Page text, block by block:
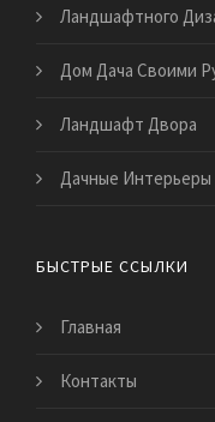
Ландшафтного
Дом Дача Своими
Ландшафт Двора
Дачные Интерьеры
БЫСТРЫЕ ССЫЛКИ
Главная
Контакты